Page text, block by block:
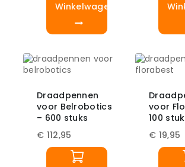
Winkelwagen
Draadpennen
voor Belrobotics
– 600 stuks
€ 112,95
voor
100
€ 19,95